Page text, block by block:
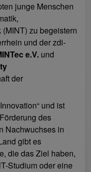
junge Menschen
zu begeistern
und der zdi-
e.V. und
der
und ist
des
Nachwuchses in
gibt es
die das Ziel haben,
Studium oder eine